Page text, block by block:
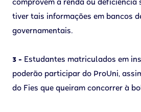
comprovem a renda ou deficiência
tiver tais informações em bancos
governamentais.
3 - Estudantes matriculados em
poderão participar do ProUni,
do Fies que queiram concorrer à